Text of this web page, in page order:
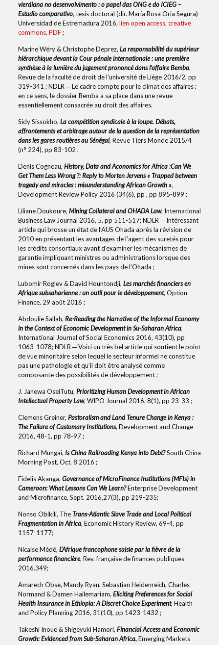
vierdiana no desenvolvimento : o papel das ONG e do ICIEG –
Estudio comparativo, tesis doctoral (dir. María Rosa Oria Segura)
Universidad de Estremadura 2016, lien open access, creative
commons, PDF;
Marine Wéry & Christophe Deprez, La responsabilité du supérieur
hiérarchique devant la Cour pénale internationale : une première
synthèse à la lumière du jugement prononcé dans l’affaire Bemba,
Revue de la faculté de droit de l’université de Liège 2016/2, pp
319-341 ; NDLR ─ Le cadre compte pour le climat des affaires ;
en ce sens, le dossier Bemba a sa place dans une revue
essentiellement consacrée au droit des affaires.
Sidy Sissokho, La compétition syndicale à la loupe. Débats,
affrontements et arbitrage autour de la question de la représentation
dans les gares routières au Sénégal, Revue Tiers Monde 2015/4
(n° 224), pp 83-102 ;
Denis Cogneau, History, Data and Aconomics for Africa :Can We
Get Them Less Wrong ?: Reply to Morten Jervens « Trapped between
tragedy and miracles : misunderstanding African Growth »,
Development Review Policy 2016 (34(6), pp , pp 895-899 ;
Liliane Doukoure, Mining Collateral and OHADA Law, International
Business Law Journal 2016, 5, pp 511-517; NDLR ─ Intéressant
article qui brosse un état de l’AUS Ohada après la révision de
2010 en présentant les avantages de l’agent des suretés pour
les crédits consortiaux avant d’examiner les mécanismes de
garantie impliquant ministres ou administrations lorsque des
mines sont concernés dans les pays de l’Ohada ;
Lubomir Roglev & David Hountondji, Les marchés financiers en
Afrique subsaharienne : un outil pour le développement, Option
Finance, 29 août 2016 ;
Abdoulie Sallah, Re-Reading the Narrative of the Informal Economy
in the Context of Economic Development in Su-Saharan Africa,
International Journal of Social Economics 2016, 43(10), pp
1063-1078; NDLR ─ Voici un très bel article qui soutient le point
de vue minoritaire selon lequel le secteur informel ne constitue
pas une pathologie et qu’il doit être analysé comme
composante des possibilités de développement ;
J. Janewa OseiTutu, Prioritizing Human Development in African
Intellectual Property Law, WIPO Journal 2016, 8(1), pp 23-33 ;
Clemens Greiner, Pastoralism and Land Tenure Change in Kenya :
The Failure of Customary Institutions, Development and Change
2016, 48-1, pp 78-97 ;
Richard Mungai, Is China Railroading Kenya into Debt?South China
Morning Post, Oct. 8 2016 ;
Fidelis Akanga, Governance of MicroFinance Institutions (MFIs) in
Cameroon: What Lessons Can We Learn?Enterprise Development
and Microfinance, Sept. 2016,27(3), pp 219-235;
Nonso Obikili, TheTrans-Atlantic Slave Trade and Local Political
Fragmentation in Africa, Economic History Review, 69-4, pp
1157-1177;
Nicaise Médé, L’Afrique francophone saisie par la fièvre de la
performance financière, Rev. française de finances publiques
2016.349;
Amarech Obse, Mandy Ryan, Sebastian Heidenreich, Charles
Normand & Damen Hailemariam, Eliciting Preferences for Social
Health Insurance in Ethiopia: A Discret Choice Experiment, Health
and Policy Planning 2016, 31(10), pp 1423-1432 ;
Takeshi Inoue & Shigeyuki Hamori, Financial Access and Economic
Growth: Evidenced from Sub-Saharan Africa,Emerging Markets